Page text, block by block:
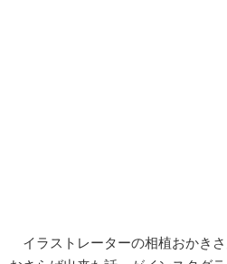
イラストレーターの相植おかき